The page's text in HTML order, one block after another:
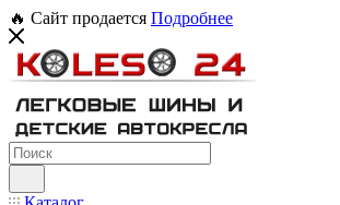
🔥 Сайт продается Подробнее